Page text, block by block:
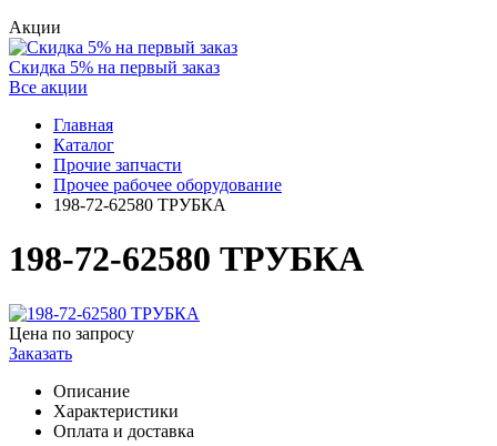
Акции
Скидка 5% на первый заказ
Все акции
Главная
Каталог
Прочие запчасти
Прочее рабочее оборудование
198-72-62580 ТРУБКА
198-72-62580 ТРУБКА
Цена по запросу
Заказать
Описание
Характеристики
Оплата и доставка